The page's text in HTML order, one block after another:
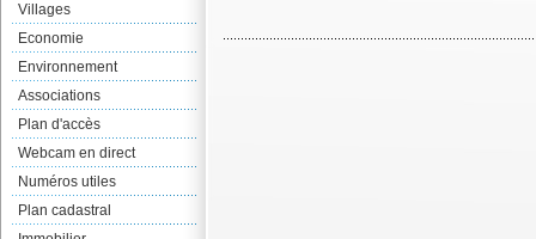
Villages
Economie
Environnement
Associations
Plan d'accès
Webcam en direct
Numéros utiles
Plan cadastral